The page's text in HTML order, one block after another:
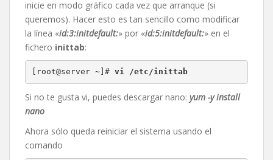
inicie en modo gráfico cada vez que arranque (si
queremos). Hacer esto es tan sencillo como modificar
la línea «id:3:initdefault:» por «id:5:initdefault:» en el
fichero inittab:
[root@server ~]# vi /etc/inittab
Si no te gusta vi, puedes descargar nano: yum -y install
nano
Ahora sólo queda reiniciar el sistema usando el
comando